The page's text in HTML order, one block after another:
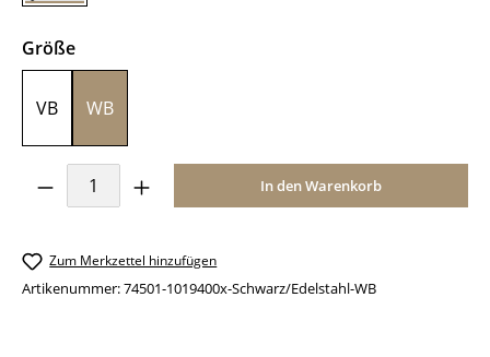
Größeauswählen
VB WB
Produkt Anzahl: Gib den gewünschten
In den Warenkorb
Zum Merkzettel hinzufügen
Artikenummer:74501-1019400x-Schwarz/Edelstahl-WB